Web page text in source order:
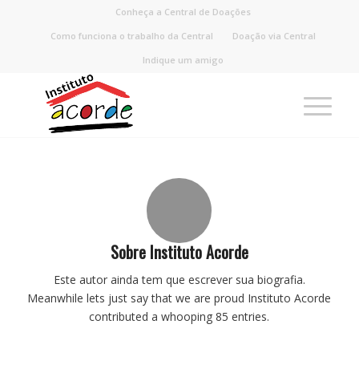
Conheça a Central de Doações
Como funciona o trabalho da Central
Doação via Central
Indique um amigo
Sobre Instituto Acorde
Este autor ainda tem que escrever sua biografia.
Meanwhile lets just say that we are proud Instituto Acorde
contributed a whooping 85 entries.